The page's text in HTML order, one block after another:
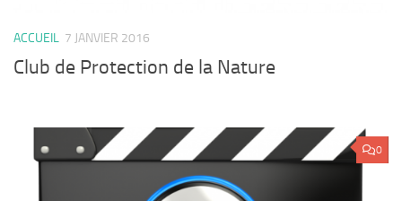
ACCUEIL 7 JANVIER 2016
Club de Protection de la Nature
0